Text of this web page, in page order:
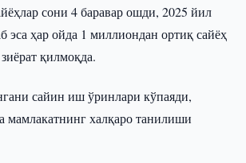
сони 4 баравар ошди, 2025 йил
эса ҳар ойда 1 миллиондан ортиқ сайёҳ
қилмоқда.
сайин иш ўринлари кўпаяди,
мамлакатнинг халқаро танилиши